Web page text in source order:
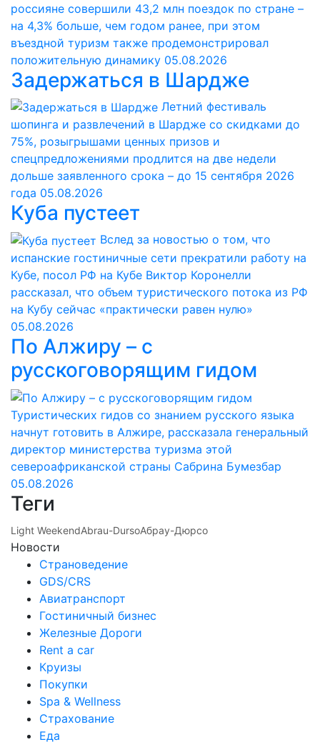
россияне совершили 43,2 млн поездок по стране –
на 4,3% больше, чем годом ранее, при этом
въездной туризм также продемонстрировал
положительную динамику 05.08.2026
Задержаться в Шардже
Летний фестиваль
шопинга и развлечений в Шардже со скидками до
75%, розыгрышами ценных призов и
спецпредложениями продлится на две недели
дольше заявленного срока – до 15 сентября 2026
года 05.08.2026
Куба пустеет
Вслед за новостью о том, что
испанские гостиничные сети прекратили работу на
Кубе, посол РФ на Кубе Виктор Коронелли
рассказал, что объем туристического потока из РФ
на Кубу сейчас «практически равен нулю»
05.08.2026
По Алжиру – с
русскоговорящим гидом
Туристических гидов со знанием русского языка
начнут готовить в Алжире, рассказала генеральный
директор министерства туризма этой
североафриканской страны Сабрина Бумезбар
05.08.2026
Теги
Light WeekendAbrau-DursoАбрау-Дюрсо
Новости
Страноведение
GDS/CRS
Авиатранспорт
Гостиничный бизнес
Железные Дороги
Rent a car
Круизы
Покупки
Spa & Wellness
Страхование
Еда